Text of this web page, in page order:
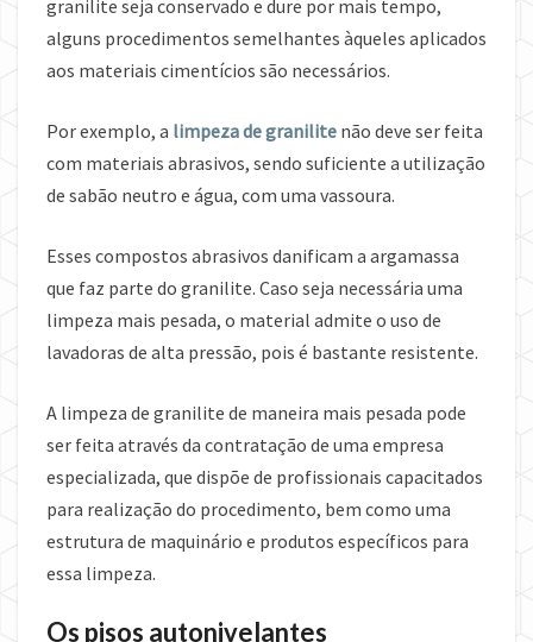
granilite seja conservado e dure por mais tempo,
alguns procedimentos semelhantes àqueles aplicados
aos materiais cimentícios são necessários.
Por exemplo, a limpeza de granilite não deve ser feita
com materiais abrasivos, sendo suficiente a utilização
de sabão neutro e água, com uma vassoura.
Esses compostos abrasivos danificam a argamassa
que faz parte do granilite. Caso seja necessária uma
limpeza mais pesada, o material admite o uso de
lavadoras de alta pressão, pois é bastante resistente.
A limpeza de granilite de maneira mais pesada pode
ser feita através da contratação de uma empresa
especializada, que dispõe de profissionais capacitados
para realização do procedimento, bem como uma
estrutura de maquinário e produtos específicos para
essa limpeza.
Os pisos autonivelantes